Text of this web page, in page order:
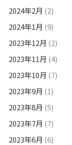
2024年2月 (2)
2024年1月 (9)
2023年12月 (2)
2023年11月 (4)
2023年10月 (7)
2023年9月 (1)
2023年8月 (5)
2023年7月 (7)
2023年6月 (6)